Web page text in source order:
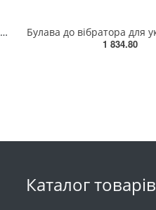
Булава до бетоновібратора YT-82604 YATO L= 1.2 м, Ø= 25 мм [4/60] YT-82597
1 834.80
Каталог товарів